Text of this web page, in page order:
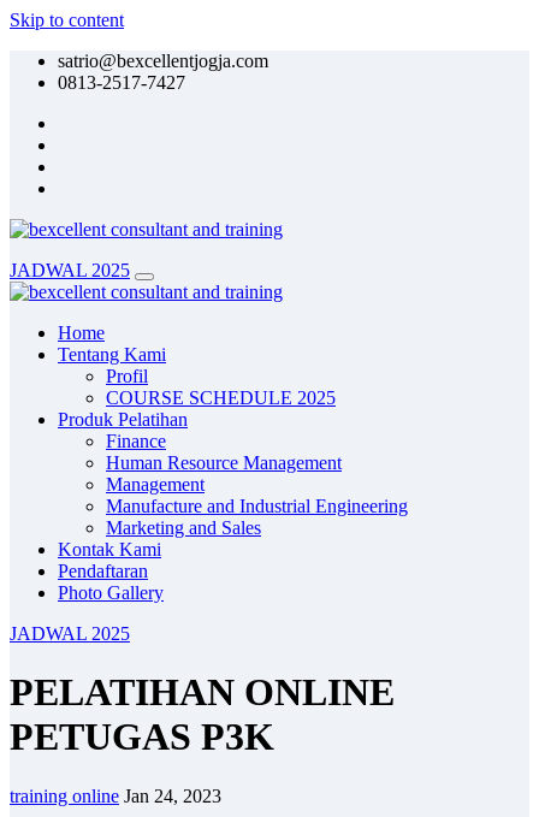
Skip to content
satrio@bexcellentjogja.com
0813-2517-7427
JADWAL 2025
Home
Tentang Kami
Profil
COURSE SCHEDULE 2025
Produk Pelatihan
Finance
Human Resource Management
Management
Manufacture and Industrial Engineering
Marketing and Sales
Kontak Kami
Pendaftaran
Photo Gallery
JADWAL 2025
PELATIHAN ONLINE
PETUGAS P3K
training online Jan 24, 2023